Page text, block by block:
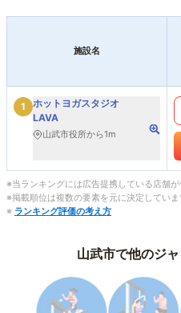
施設名
1
ホットヨガスタジオ
LAVA
山武市役所から1m
※当ランキングには広告提携している店舗が
※掲載順位は複数の要素を元に決定していま
※ ランキング評価の考え方
山武市で他のジ